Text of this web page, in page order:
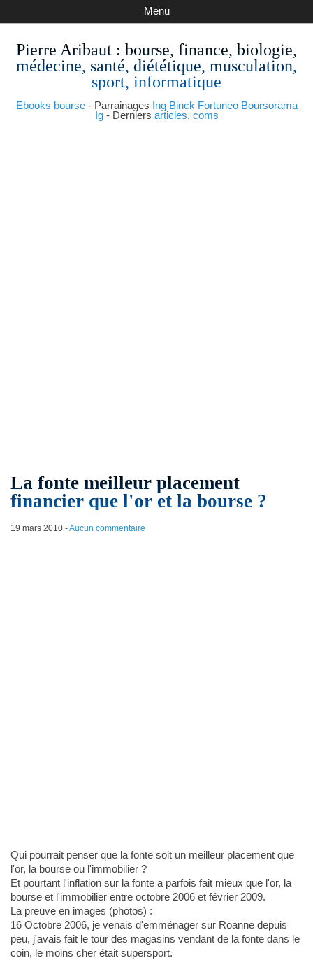
Pierre Aribaut : bourse, finance, biologie,
médecine, santé, diététique, musculation,
sport, informatique
Ebooks bourse- Parrainages Ing Binck Fortuneo Boursorama
Ig- Derniers articles, coms
Menu
La fonte meilleur placement
financier que l'or et la bourse ?
19 mars 2010-Aucun commentaire
Qui pourrait penser que la fonte soit un meilleur placement que
l'or, la bourse ou l'immobilier ?
Et pourtant l'inflation sur la fonte a parfois fait mieux que l'or, la
bourse et l'immobilier entre octobre 2006 et février 2009.
La preuve en images (photos) :
16 Octobre 2006, je venais d'emménager sur Roanne depuis
peu, j'avais fait le tour des magasins vendant de la fonte dans le
coin, le moins cher était supersport.